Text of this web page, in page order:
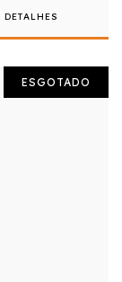
DETALHES
ESGOTADO